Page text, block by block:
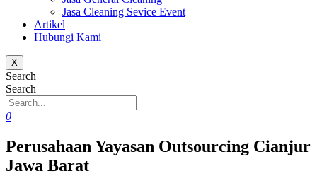
Jasa Cleaning Sevice Event
Artikel
Hubungi Kami
X
Search
Search
0
Perusahaan Yayasan Outsourcing Cianjur
Jawa Barat